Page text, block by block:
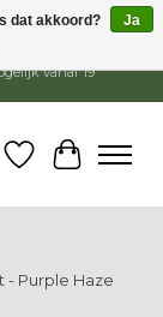
Bestellingen
vanaf 19
Verlanglijst
- Purple Haze
dat akkoord?
Ja